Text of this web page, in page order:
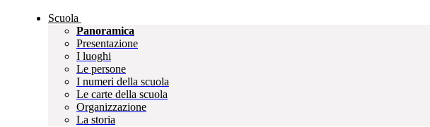
Scuola
Panoramica
Presentazione
I luoghi
Le persone
I numeri della scuola
Le carte della scuola
Organizzazione
La storia